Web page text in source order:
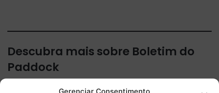
Gerenciar Consentimento
Descubra mais sobre Boletim do
Paddock
Assine para receber nossas notícias mais recentes por e-